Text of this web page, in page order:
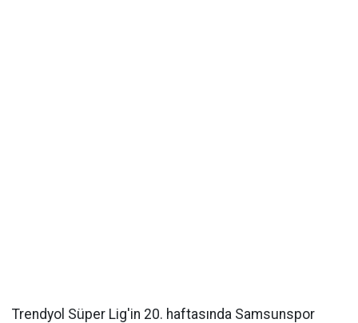
Trendyol Süper Lig'in 20. haftasında Samsunspor